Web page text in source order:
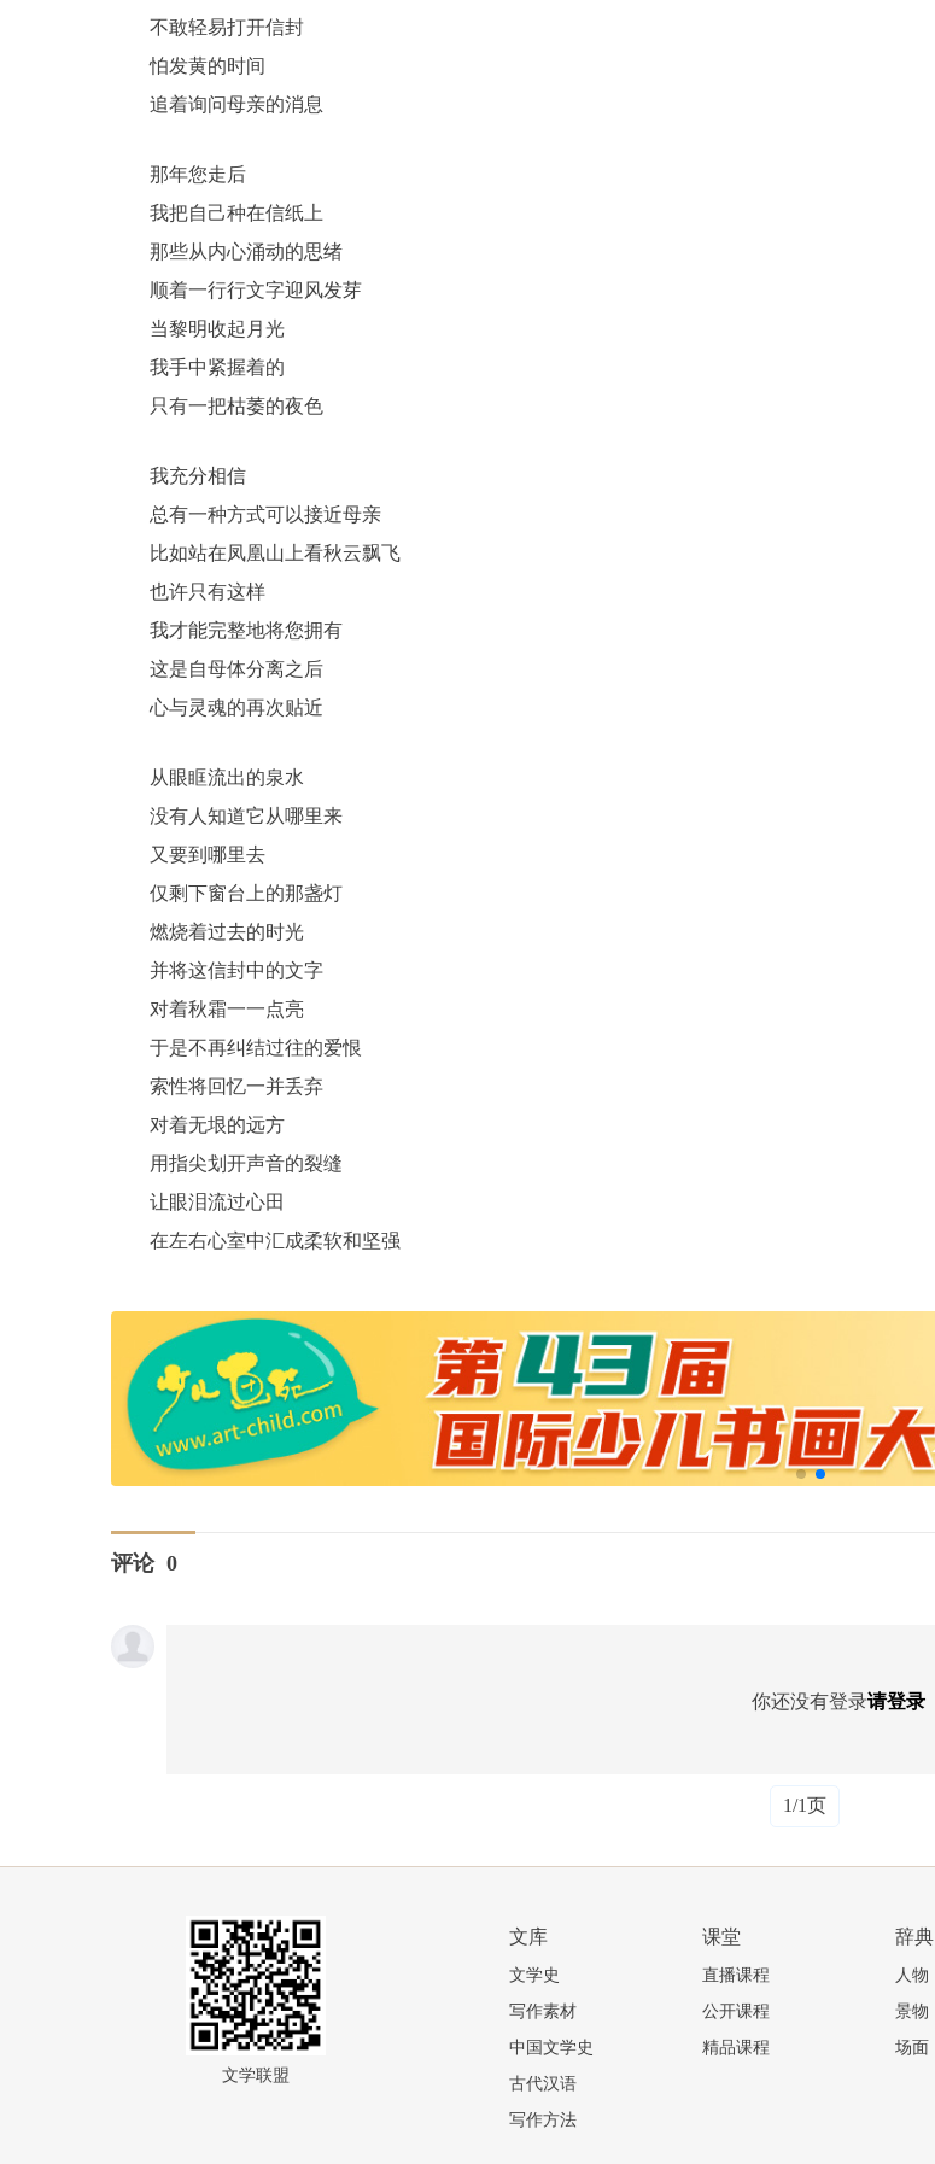
不敢轻易打开信封
怕发黄的时间
追着询问母亲的消息
那年您走后
我把自己种在信纸上
那些从内心涌动的思绪
顺着一行行文字迎风发芽
当黎明收起月光
我手中紧握着的
只有一把枯萎的夜色
我充分相信
总有一种方式可以接近母亲
比如站在凤凰山上看秋云飘飞
也许只有这样
我才能完整地将您拥有
这是自母体分离之后
心与灵魂的再次贴近
从眼眶流出的泉水
没有人知道它从哪里来
又要到哪里去
仅剩下窗台上的那盏灯
燃烧着过去的时光
并将这信封中的文字
对着秋霜一一点亮
于是不再纠结过往的爱恨
索性将回忆一并丢弃
对着无垠的远方
用指尖划开声音的裂缝
让眼泪流过心田
在左右心室中汇成柔软和坚强
评论 0
你还没有登录请登录
1/1页
文学联盟
文库
文学史
写作素材
中国文学史
古代汉语
写作方法
课堂
直播课程
公开课程
精品课程
辞典
人物
景物
场面